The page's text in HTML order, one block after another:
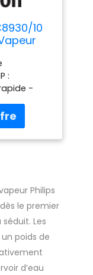
10
Blanc
:
-
pour des
l,
à tout
que la
ne
Philips
le premier
Les
poids de
d’eau